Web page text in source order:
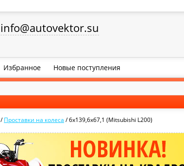
info@autovektor.su
Избранное Новые поступления
/Проставки на колеса /6x139,6x67,1 (Mitsubishi L200)